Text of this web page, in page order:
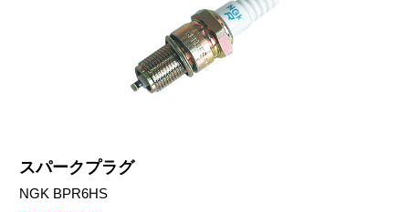
スパークプラグ
NGK BPR6HS